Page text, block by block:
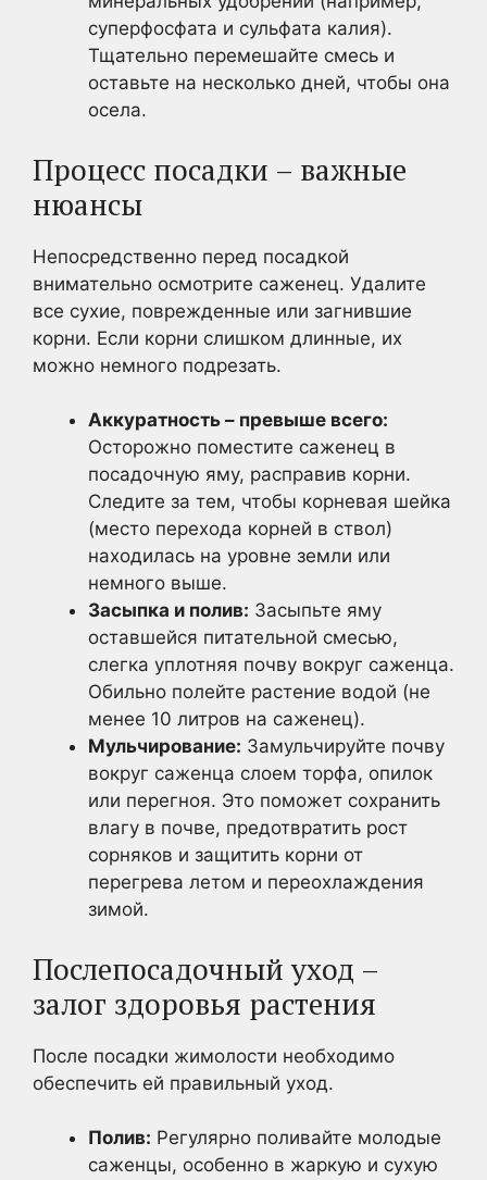
суперфосфата и сульфата калия).
Тщательно перемешайте смесь и
оставьте на несколько дней, чтобы она
осела.
Процесс посадки – важные
нюансы
Непосредственно перед посадкой
внимательно осмотрите саженец. Удалите
все сухие, поврежденные или загнившие
корни. Если корни слишком длинные, их
можно немного подрезать.
Аккуратность – превыше всего:
Осторожно поместите саженец в
посадочную яму, расправив корни.
Следите за тем, чтобы корневая шейка
(место перехода корней в ствол)
находилась на уровне земли или
немного выше.
Засыпка и полив: Засыпьте яму
оставшейся питательной смесью,
слегка уплотняя почву вокруг саженца.
Обильно полейте растение водой (не
менее 10 литров на саженец).
Мульчирование: Замульчируйте почву
вокруг саженца слоем торфа, опилок
или перегноя. Это поможет сохранить
влагу в почве, предотвратить рост
сорняков и защитить корни от
перегрева летом и переохлаждения
зимой.
Послепосадочный уход –
залог здоровья растения
После посадки жимолости необходимо
обеспечить ей правильный уход.
Полив: Регулярно поливайте молодые
саженцы, особенно в жаркую и сухую